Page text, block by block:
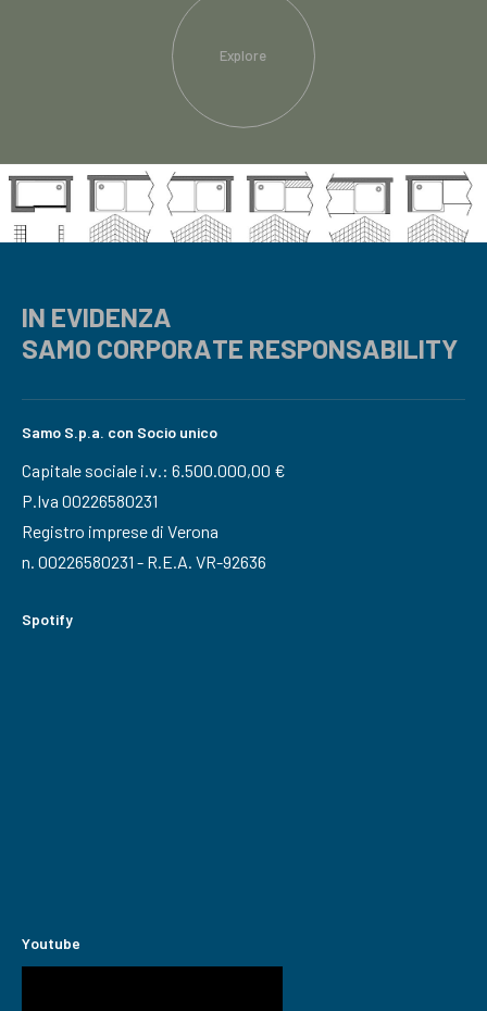
Explore
IN EVIDENZA
SAMO CORPORATE RESPONSABILITY
Samo S.p.a. con Socio unico
Capitale sociale i.v.: 6.500.000,00 €
P.Iva 00226580231
Registro imprese di Verona
n. 00226580231 - R.E.A. VR-92636
Spotify
Youtube